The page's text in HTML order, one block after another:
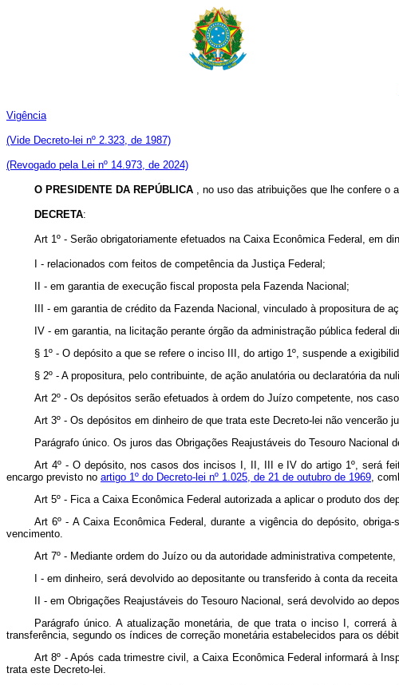
Vigência
(Vide Decreto-lei nº 2.323, de 1987)
(Revogado pela Lei nº 14.973, de 2024)
O PRESIDENTE DA REPÚBLICA , no uso das atribuições que lhe confere o
DECRETA:
Art 1º - Serão obrigatoriamente efetuados na Caixa Econômica Federal, em
I - relacionados com feitos de competência da Justiça Federal;
II - em garantia de execução fiscal proposta pela Fazenda Nacional;
III - em garantia de crédito da Fazenda Nacional, vinculado à propositura de
IV - em garantia, na licitação perante órgão da administração pública federal
§ 1º - O depósito a que se refere o inciso III, do artigo 1º, suspende a
§ 2º - A propositura, pelo contribuinte, de ação anulatória ou declaratória da
Art 2º - Os depósitos serão efetuados à ordem do Juízo competente, nos
Art 3º - Os depósitos em dinheiro de que trata este Decreto-lei não vencerão
Parágrafo único. Os juros das Obrigações Reajustáveis do Tesouro
Art 4º - O depósito, nos casos dos incisos I, II, III e IV do artigo 1º, será
encargo previsto no artigo 1º do Decreto-lei nº 1.025, de 21 de outubro de 1969,
Art 5º - Fica a Caixa Econômica Federal autorizada a aplicar o produto dos
Art 6º - A Caixa Econômica Federal, durante a vigência do depósito,
vencimento.
Art 7º - Mediante ordem do Juízo ou da autoridade administrativa competente,
I - em dinheiro, será devolvido ao depositante ou transferido à conta da
II - em Obrigações Reajustáveis do Tesouro Nacional, será devolvido ao
Parágrafo único. A atualização monetária, de que trata o inciso I,
transferência, segundo os índices de correção monetária estabelecidos para os
Art 8º - Após cada trimestre civil, a Caixa Econômica Federal informará à
trata este Decreto-lei.